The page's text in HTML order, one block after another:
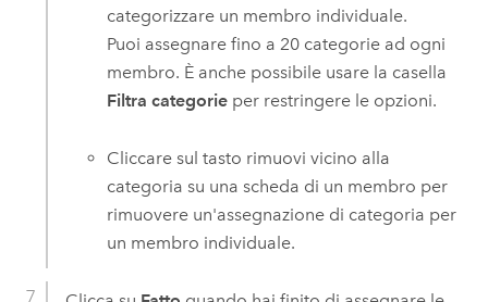
categorizzare un membro individuale.
Puoi assegnare fino a 20 categorie ad ogni
membro. È anche possibile usare la casella
Filtra categorie per restringere le opzioni.
Cliccare sul tasto rimuovi vicino alla
categoria su una scheda di un membro per
rimuovere un'assegnazione di categoria per
un membro individuale.